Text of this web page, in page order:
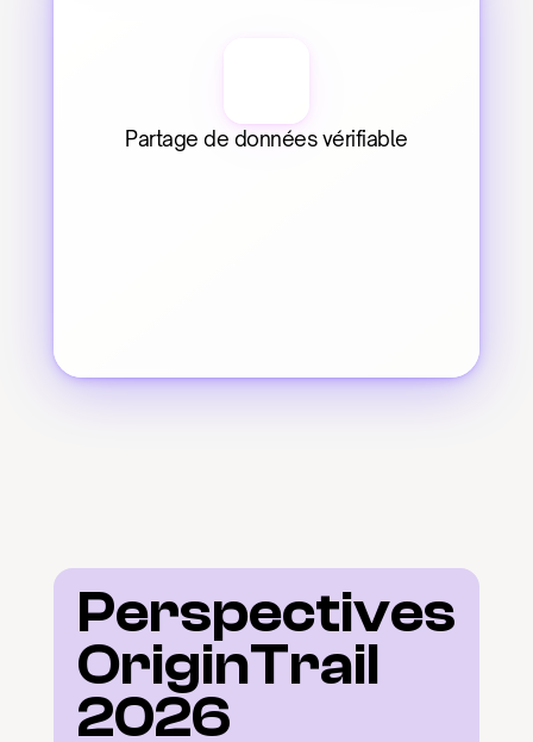
Partage de données vérifiable
Perspectives
OriginTrail
2026